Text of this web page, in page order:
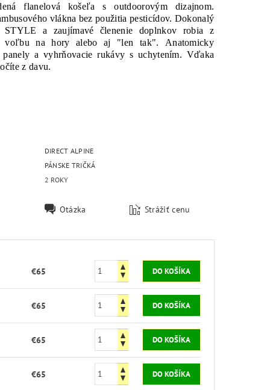
flanelová košeľa s outdoorovým dizajnom.
vlákna bez použitia pesticídov. Dokonalý
a zaujímavé členenie doplnkov robia z
voľbu na hory alebo aj "len tak". Anatomicky
panely a vyhrňovacie rukávy s uchytením. Vďaka
z davu.
DIRECT ALPINE
PÁNSKE TRIČKÁ
2 ROKY
Otázka Strážiť cenu
€65
€65
€65
€65